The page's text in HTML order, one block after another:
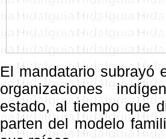
El mandatario subrayó
organizaciones
estado, al tiempo que
parten del modelo